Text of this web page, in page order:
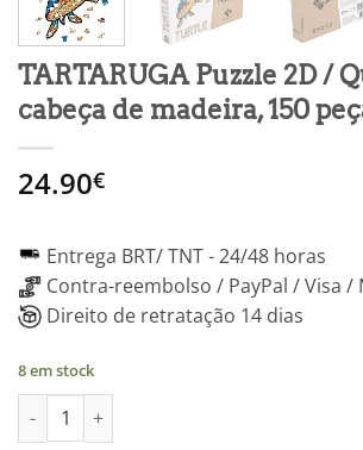
TARTARUGA Puzzle 2D /
cabeça de madeira, 150
24.90€
Entrega BRT/ TNT -24/48 horas
Contra-reembolso / PayPal / Visa /
Direito de retratação 14 dias
8 em stock
Quantidade de TARTARUGA Puzzle 2D /